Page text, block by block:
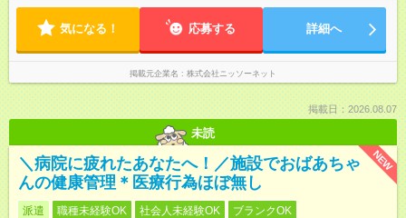
気になる！ 応募する 詳細へ
掲載元企業名 株式会社ニッソーネット
掲載日：2026.08.07
未読
NEW
＼病院に疲れたあなたへ！／施設でおばあちゃ
んの健康管理＊医療行為ほぼ無し
派遣 職種未経験OK 社会人未経験OK
ブランクOK